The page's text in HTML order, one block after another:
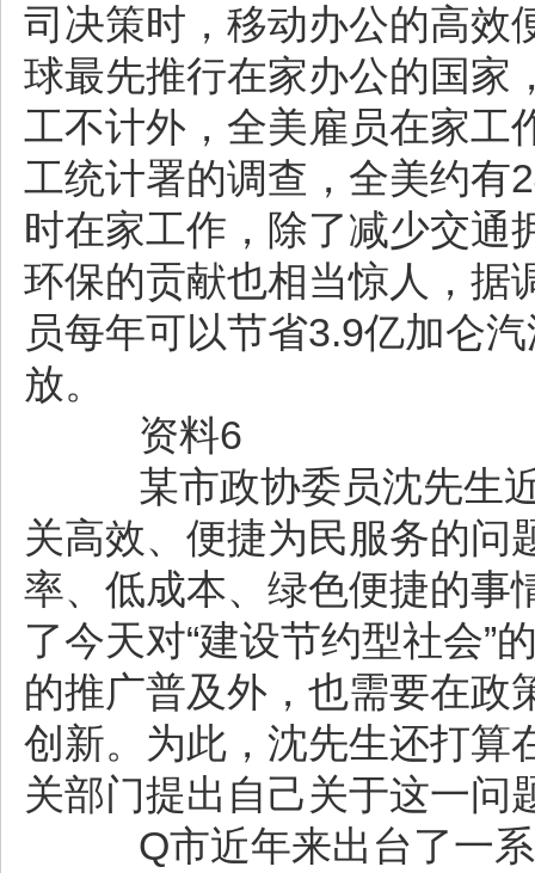
司决策时，移动办公的高
球最先推行在家办公的国家
工不计外，全美雇员在家工
工统计署的调查，全美约有
时在家工作，除了减少交通
环保的贡献也相当惊人，据
员每年可以节省3.9亿加仑
放。
资料6
某市政协委员沈先生近
关高效、便捷为民服务的问
率、低成本、绿色便捷的事
了今天对“建设节约型社会”
的推广普及外，也需要在政
创新。为此，沈先生还打算
关部门提出自己关于这一问
Q市近年来出台了一系